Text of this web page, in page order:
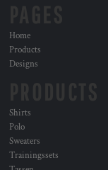
Home
Products
Designs
Shirts
Polo
Sweaters
Trainingssets